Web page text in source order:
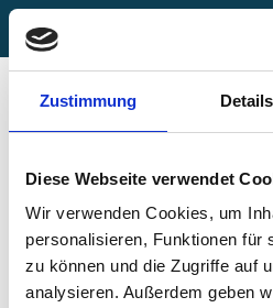
Zustimmung Details
Diese Webseite verwendet
Wir verwenden Cookies, um
personalisieren, Funktionen für
zu können und die Zugriffe auf
analysieren. Außerdem geben
Zum
springen
Anne Barth - psychologische Astrologie
Vorname
Nachname